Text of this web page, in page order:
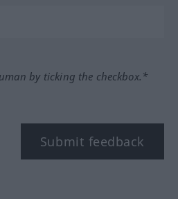
by ticking the checkbox.*
Submit feedback